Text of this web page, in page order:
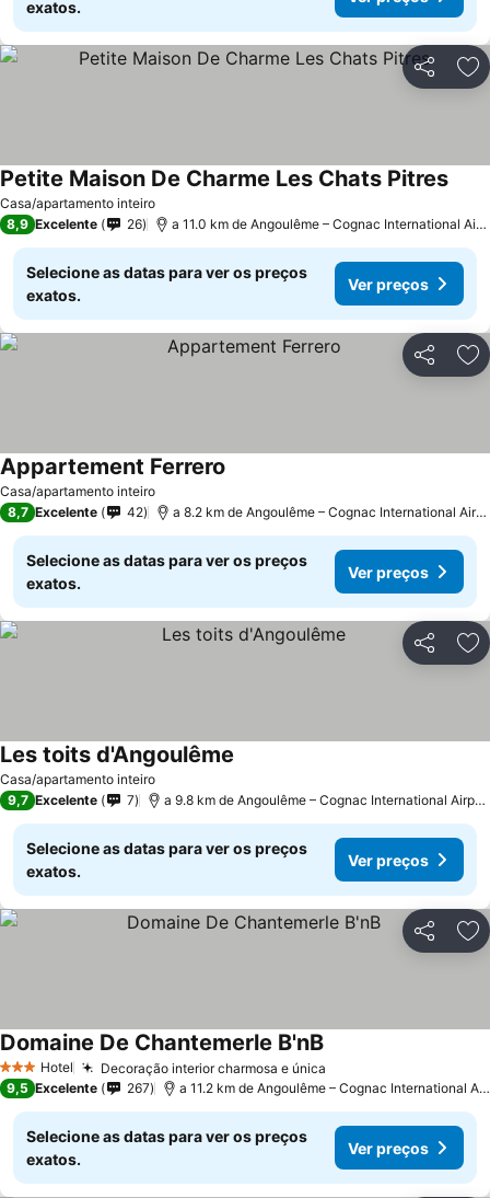
exatos.
Partilhar
Casa/apartamento inteiro
Petite Maison De Charme Les Chats Pitres
8,9 Excelente 26 a 11.0 km de Angoulême – Cognac International Airport
Selecione as datas para ver os preços
exatos.
Ver preços
Partilhar
Casa/apartamento inteiro
Appartement Ferrero
8,7 Excelente 42 a 8.2 km de Angoulême – Cognac International Airport
Selecione as datas para ver os preços
exatos.
Ver preços
Partilhar
Casa/apartamento inteiro
Les toits d'Angoulême
9,7 Excelente 7 a 9.8 km de Angoulême – Cognac International Airport
Selecione as datas para ver os preços
exatos.
Ver preços
Partilhar
3 EstrelasHotel Decoração interior charmosa e única
Domaine De Chantemerle B'nB
9,5 Excelente 267 a 11.2 km de Angoulême – Cognac International Airport
Selecione as datas para ver os preços
exatos.
Ver preços